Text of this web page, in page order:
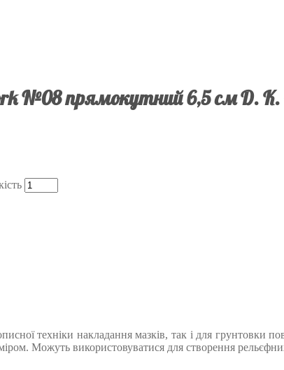
№08 прямокутний 6,5 см D. K.
техніки накладання мазків, так і для грунтовки
Можуть використовуватися для створення